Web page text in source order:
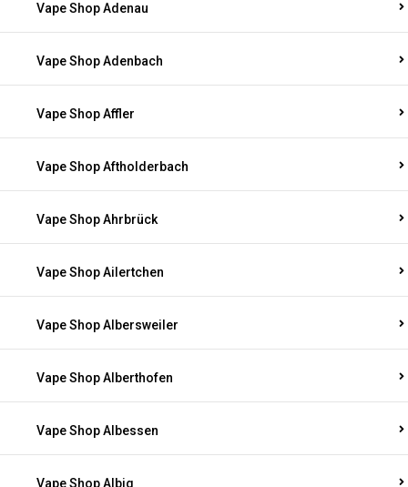
Vape Shop Adenau
Vape Shop Adenbach
Vape Shop Affler
Vape Shop Aftholderbach
Vape Shop Ahrbrück
Vape Shop Ailertchen
Vape Shop Albersweiler
Vape Shop Alberthofen
Vape Shop Albessen
Vape Shop Albig